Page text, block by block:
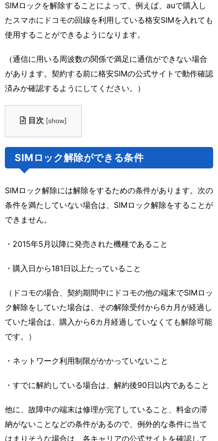
SIMロックを解除することによって、例えば、auで購入し
たスマホにドコモの回線を利用している格安SIMを入れても
使用することができるようになります。
（通信に用いる周波数の関係で満足に通信ができない場合
があります。契約する前に格安SIMの公式サイトで動作確認
済みか確認するようにしてください。）
目次 [show]
SIMロック解除ができる条件
SIMロック解除には解除をするための条件があります。次の
条件を満たしていない場合は、SIMロック解除をすることが
できません。
・2015年5月以降に発売された機種であること
・購入日から181日以上たっていること
（ドコモの場合、契約期間中にドコモの他の端末でSIMロッ
ク解除をしていた場合は、その解除受付から6カ月が経過し
ていた場合は、購入から6カ月経過していなくても解除可能
です。）
・ネットワーク利用制限がかかっていないこと
・すでに解約している場合は、解約後90日以内であること
他に、故障中の端末は修理が完了していること、料金の滞
納がないことなどの条件があるので、例外的な条件に当て
はまりそうな場合は、各キャリアの公式サイトを確認して